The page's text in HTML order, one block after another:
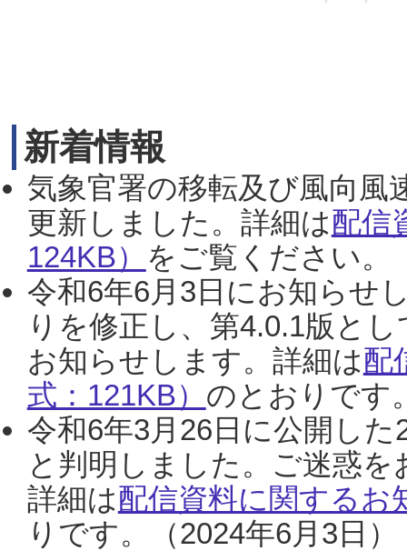
新着情報
気象官署の移転及び風向風
更新しました。詳細は配信
124KB） をご覧ください。
令和6年6月3日にお知らせ
りを修正し、第4.0.1版と
お知らせします。詳細は配
式：121KB） のとおりです
令和6年3月26日に公開し
と判明しました。ご迷惑
詳細は配信資料に関するお
りです。（2024年6月3日）